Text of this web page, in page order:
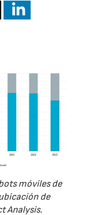
móviles de
de
Analysis.